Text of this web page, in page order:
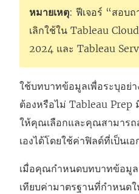
จ
ะ
เ
ด
ใ
น
ห
น้
า
หมายเหตุ: ฟีเจอร์ “สอบ
เลิกใช้ใน Tableau
2024 และ Tableau
ใช้บทบาทข้อมูลเพื่อระบุอย่า
ต้องหรือไม่ Tableau
ให้คุณเลือกและคุณสามาร
เองได้โดยใช้ค่าฟิลด์ที่เป็น
เมื่อคุณกำหนดบทบาทข้อมูล
เทียบค่ามาตรฐานที่กำหนด